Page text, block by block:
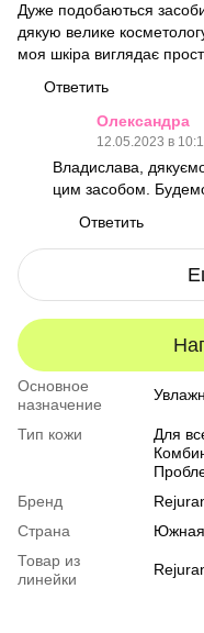
Дуже подобаються
дякую велике
моя шкіра виглядає
Ответить
Олександра
12.05.2023 в
Владислава,
цим засобом.
Ответить
Основное
назначение
Тип кожи Для
Бренд
Страна
Товар из
линейки